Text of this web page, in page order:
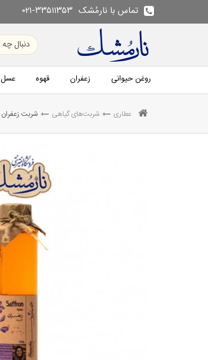
تماس با نارمُشک ۰۲۱-۳۳۵۱۱۳۵۳
روغن حیوانی زعفران قهوه عسل
عطاری شربت‌های گیاهی شربت زعفران